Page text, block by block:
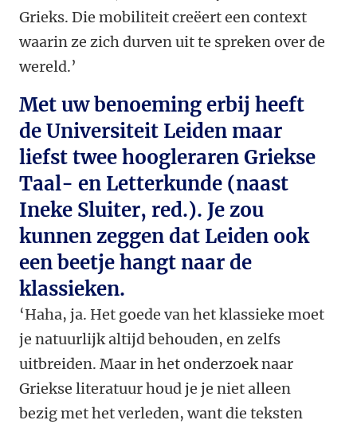
Grieks. Die mobiliteit creëert een context
waarin ze zich durven uit te spreken over de
wereld.’
Met uw benoeming erbij heeft
de Universiteit Leiden maar
liefst twee hoogleraren Griekse
Taal- en Letterkunde (naast
Ineke Sluiter, red.). Je zou
kunnen zeggen dat Leiden ook
een beetje hangt naar de
klassieken.
‘Haha, ja. Het goede van het klassieke moet
je natuurlijk altijd behouden, en zelfs
uitbreiden. Maar in het onderzoek naar
Griekse literatuur houd je je niet alleen
bezig met het verleden, want die teksten